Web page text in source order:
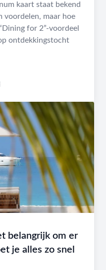
kaart staat bekend
voordelen, maar hoe
for 2”-voordeel
ontdekkingstocht
belangrijk om er
je alles zo snel